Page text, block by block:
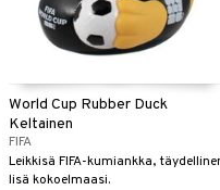
World Cup Rubber Duck
Keltainen
FIFA
Leikkisä FIFA-kumiankka,
lisä kokoelmaasi.